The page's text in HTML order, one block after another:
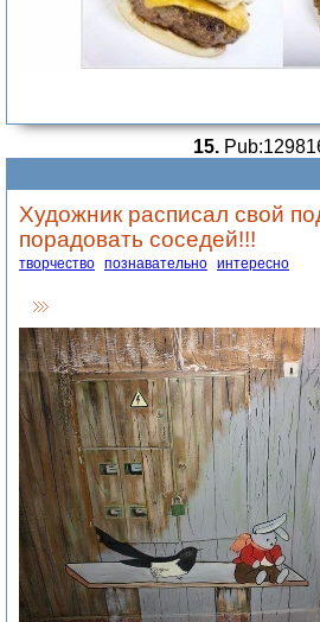
15.
Художник расписал свой
порадовать соседей!!!
творчество познавательно интересно